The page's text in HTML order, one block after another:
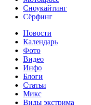
Сноукайтинг
Сёрфинг
Новости
Календарь
Фото
Видео
Инфо
Блоги
Статьи
Микс
Виды экстрима